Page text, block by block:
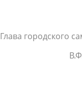
Глава городского